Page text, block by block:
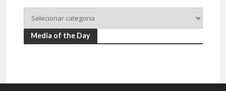
Media of the Day